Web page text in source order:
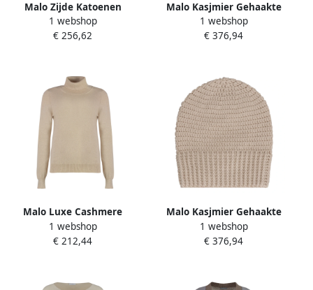
Malo Zijde Katoenen
Gebreide Jurk met Riem
Beige Dames
1 webshop
€ 256,62
Malo Kasjmier Gehaakte
Gebreide Muts Beige
Dames
1 webshop
€ 376,94
Malo Luxe Cashmere
Turtleneck Pullover Beige
Dames
1 webshop
€ 212,44
Malo Kasjmier Gehaakte
Gebreide Muts Beige
Dames
1 webshop
€ 376,94